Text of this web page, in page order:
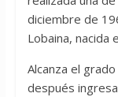
diciembre de
Lobaina, nacida
Alcanza el
después